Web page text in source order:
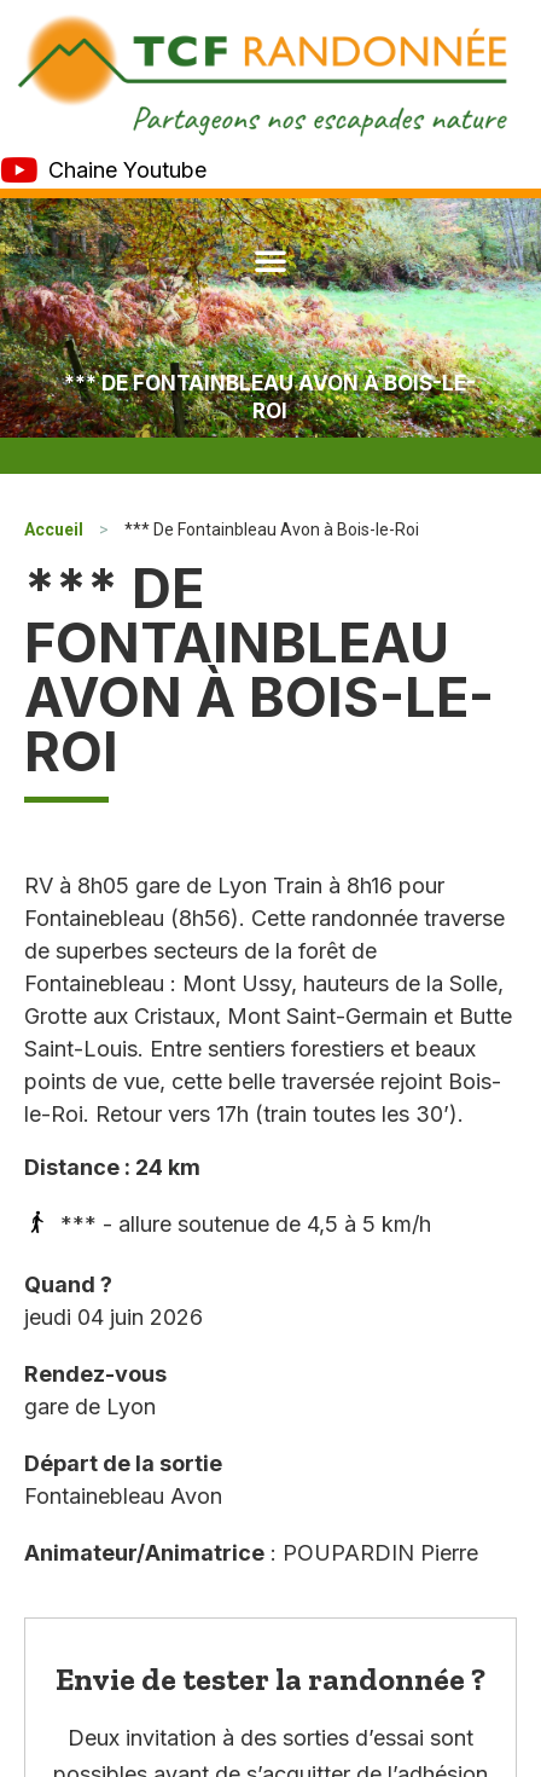
Chaine Youtube
*** DE FONTAINBLEAU AVON À BOIS-LE-
ROI
Accueil > *** De Fontainbleau Avon à Bois-le-Roi
*** DE
FONTAINBLEAU
AVON À BOIS-LE-
ROI
RV à 8h05 gare de Lyon Train à 8h16 pour
Fontainebleau (8h56). Cette randonnée traverse
de superbes secteurs de la forêt de
Fontainebleau : Mont Ussy, hauteurs de la Solle,
Grotte aux Cristaux, Mont Saint-Germain et Butte
Saint-Louis. Entre sentiers forestiers et beaux
points de vue, cette belle traversée rejoint Bois-
le-Roi. Retour vers 17h (train toutes les 30’).
Distance : 24 km
*** - allure soutenue de 4,5 à 5 km/h
Quand ?
jeudi 04 juin 2026
Rendez-vous
gare de Lyon
Départ de la sortie
Fontainebleau Avon
Animateur/Animatrice : POUPARDIN Pierre
Envie de tester la randonnée ?
Deux invitation à des sorties d’essai sont